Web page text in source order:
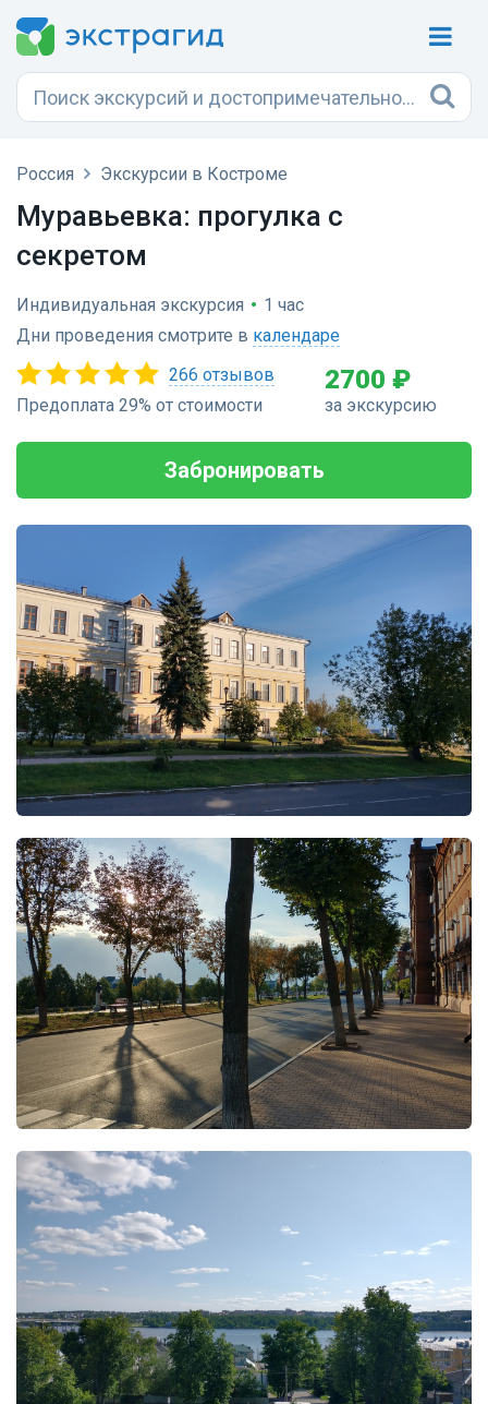
Россия Экскурсии в Костроме
Муравьевка: прогулка с
секретом
Индивидуальная экскурсия • 1 час
Дни проведения смотрите в календаре
266 отзывов
Предоплата 29% от стоимости
2700 ₽
за экскурсию
Забронировать